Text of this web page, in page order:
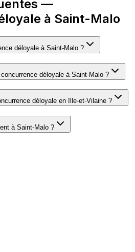
—
à Saint-Malo
déloyale à Saint-Malo ?
déloyale à Saint-Malo ?
déloyale en Ille-et-Vilaine ?
à Saint-Malo ?